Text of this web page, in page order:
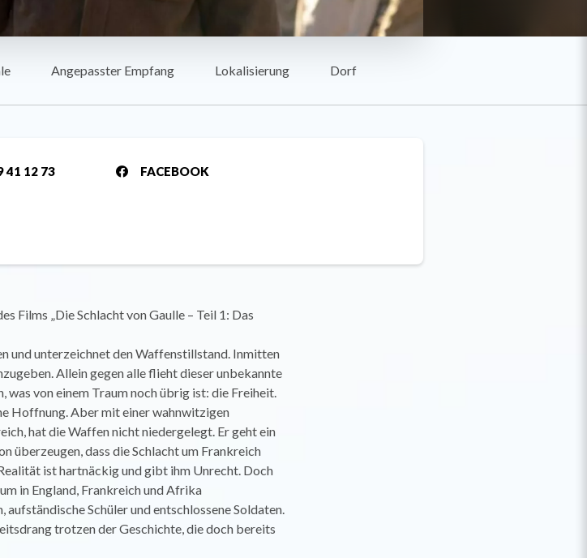
Angepasster Empfang Lokalisierung Dorf
41 12 73 FACEBOOK
Films „Die Schlacht von Gaulle – Teil 1: Das
und unterzeichnet den Waffenstillstand. Inmitten
Allein gegen alle flieht dieser unbekannte
was von einem Traum noch übrig ist: die Freiheit.
Hoffnung. Aber mit einer wahnwitzigen
hat die Waffen nicht niedergelegt. Er geht ein
überzeugen, dass die Schlacht um Frankreich
ist hartnäckig und gibt ihm Unrecht. Doch
in England, Frankreich und Afrika
Schüler und entschlossene Soldaten.
trotzen der Geschichte, die doch bereits